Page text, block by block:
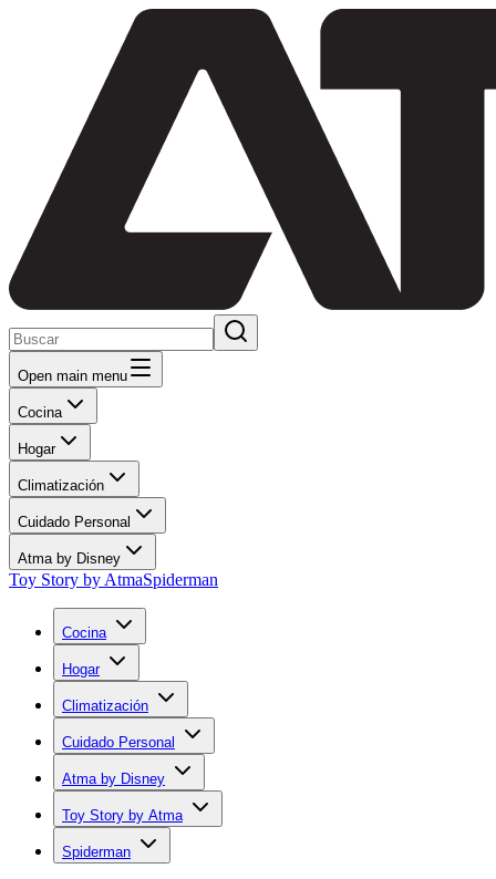
Open main menu
Cocina
Hogar
Climatización
Cuidado Personal
Atma by Disney
Toy Story by AtmaSpiderman
Cocina
Hogar
Climatización
Cuidado Personal
Atma by Disney
Toy Story by Atma
Spiderman